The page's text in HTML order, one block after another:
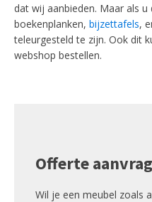
dat wij aanbieden. Maar als
boekenplanken, bijzettafels,
teleurgesteld te zijn. Ook dit
webshop bestellen.
Offerte
Wil je een meubel zoals